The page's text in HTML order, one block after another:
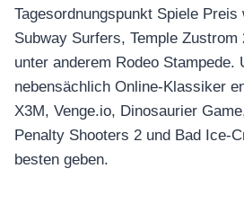
Tagesordnungspunkt Spiele Preis
Subway Surfers, Temple
unter anderem Rodeo Stampede.
nebensächlich Online-Klassiker
X3M, Venge.io, Dinosaurier
Penalty Shooters 2 und Bad Ice-
besten geben.